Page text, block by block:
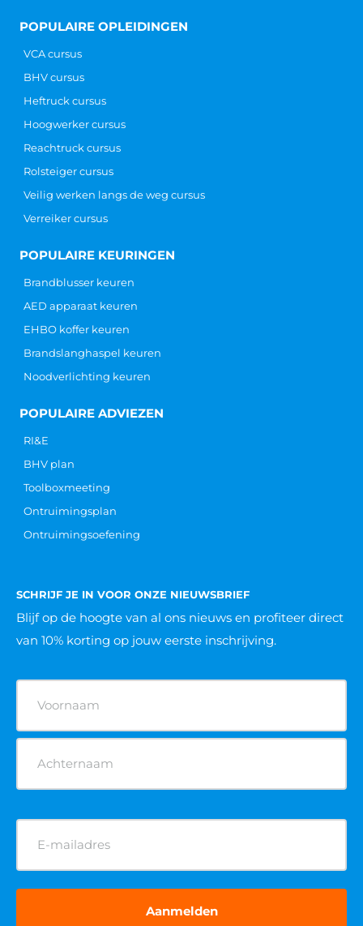
POPULAIRE OPLEIDINGEN
VCA cursus
BHV cursus
Heftruck cursus
Hoogwerker cursus
Reachtruck cursus
Rolsteiger cursus
Veilig werken langs de weg cursus
Verreiker cursus
POPULAIRE KEURINGEN
Brandblusser keuren
AED apparaat keuren
EHBO koffer keuren
Brandslanghaspel keuren
Noodverlichting keuren
POPULAIRE ADVIEZEN
RI&E
BHV plan
Toolboxmeeting
Ontruimingsplan
Ontruimingsoefening
SCHRIJF JE IN VOOR ONZE NIEUWSBRIEF
Blijf op de hoogte van al ons nieuws en profiteer direct
van 10% korting op jouw eerste inschrijving.
(Vereist)
E-
mailadres
(Vereist)